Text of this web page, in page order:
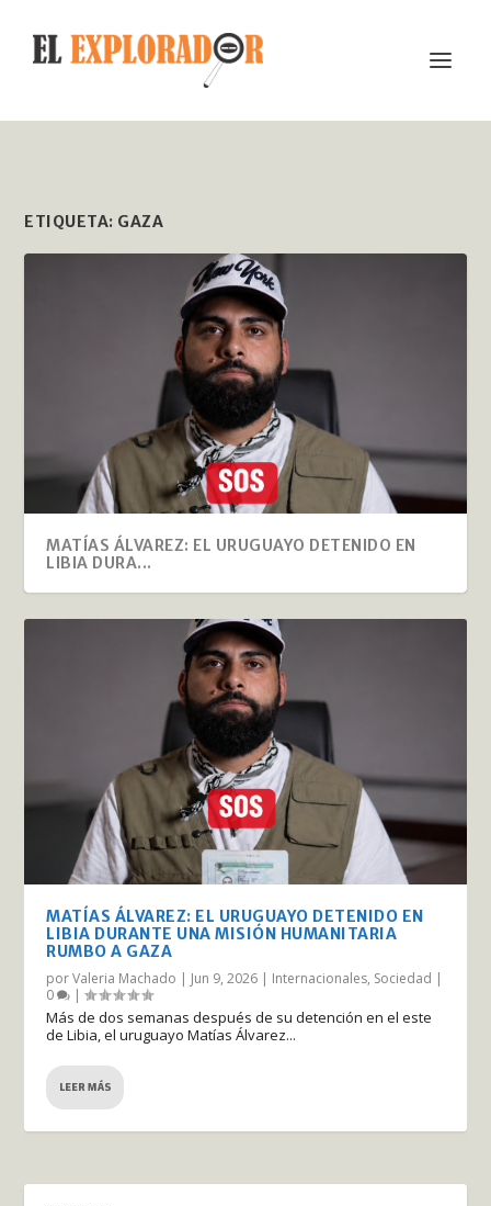
ETIQUETA: GAZA
MATÍAS ÁLVAREZ: EL URUGUAYO DETENIDO EN
LIBIA DURA...
MATÍAS ÁLVAREZ: EL URUGUAYO DETENIDO EN
LIBIA DURANTE UNA MISIÓN HUMANITARIA
RUMBO A GAZA
porValeria Machado | Jun 9, 2026 | Internacionales, Sociedad |
0
|
Más de dos semanas después de su detención en el este
de Libia, el uruguayo Matías Álvarez...
LEER MÁS